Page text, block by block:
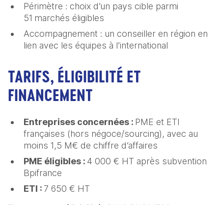
Périmètre : choix d’un pays cible parmi
51 marchés éligibles
Accompagnement : un conseiller en région en
lien avec les équipes à l’international
TARIFS, ÉLIGIBILITÉ ET
FINANCEMENT
Entreprises concernées : PME et ETI
françaises (hors négoce/sourcing), avec au
moins 1,5 M€ de chiffre d’affaires
PME éligibles : 4 000 € HT après subvention
Bpifrance
ETI : 7 650 € HT